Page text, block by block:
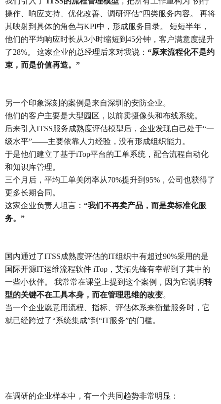
操作、响应支持、优化改善、调研评估”四类服务内容。 再将
其映射到具体的角色与KPI中，形成服务目录。 短短半年，
他们的平均响应时长从3小时缩短到45分钟，客户满意度提升
了28%。 这家企业的总经理后来对我说： “原来流程化不是约
束，而是价值再造。”
另一个印象深刻的案例是来自深圳的安防企业。
他们的客户主要是大型园区，以前卖摄像头和布线系统。
后来引入ITSS服务成熟度评估模型后，企业发现自己处于“一
级水平”——主要依靠人力经验，没有形成组织能力。
于是他们建立了基于iTop平台的工单系统，配合流程自动化
和知识库管理。
三个月后，平均工单关闭率从70%提升到95%，公司也获得了
更多长期合同。
这家企业负责人坦言： “我们不再卖产品，而是卖标准化服
务。”
国内通过了ITSS成熟度评估的IT组织中有超过90%采用的是
国际开源IT运维流程软件 iTop，艾拓先锋有幸帮到了其中的
一些小伙伴。 我常常在课堂上提到这个案例，因为它说明转
型的关键不在工具本身，而在管理思维的改变。
当一个企业愿意用流程、指标、评估体系来衡量服务时，它
就已经跨过了“系统集成”到“IT服务”的门槛。
在调研的企业样本中，有一个共同趋势非常明显：